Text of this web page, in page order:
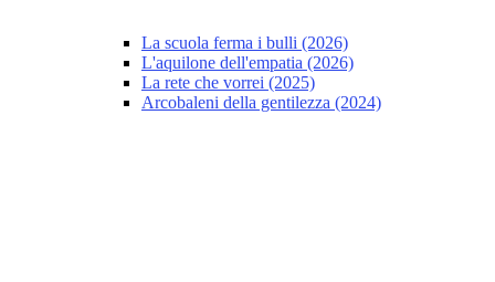
La scuola ferma i bulli (2026)
L'aquilone dell'empatia (2026)
La rete che vorrei (2025)
Arcobaleni della gentilezza (2024)